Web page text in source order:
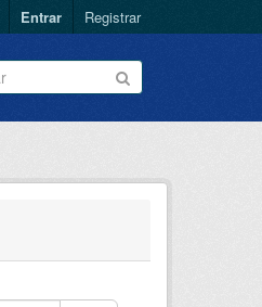
Entrar Registrar